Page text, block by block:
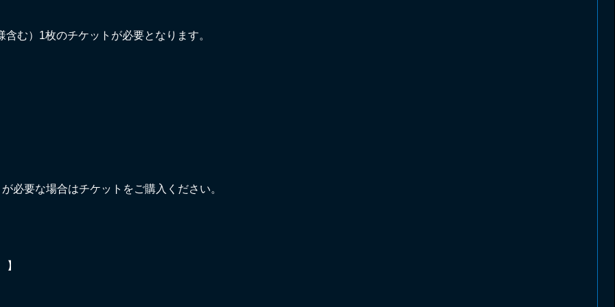
む）1枚のチケットが必要となります。
必要な場合はチケットをご購入ください。